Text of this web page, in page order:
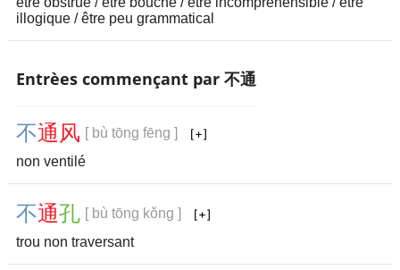
illogique / être peu grammatical
Entrèes commençant par 不通
不通 风 [ bù tōng fēng ]
non ventilé
不通孔 [ bù tōng kǒng ]
trou non traversant